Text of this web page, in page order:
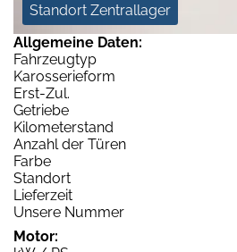
Standort Zentrallager
Allgemeine Daten:
Fahrzeugtyp
Karosserieform
Erst-Zul.
Getriebe
Kilometerstand
Anzahl der Türen
Farbe
Standort
Lieferzeit
Unsere Nummer
Motor: